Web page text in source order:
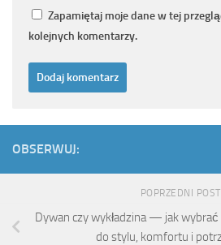
Zapamiętaj moje dane w tej
kolejnych komentarzy.
OBSERWUJ:
POPRZEDNI POST
Dywan czy wykładzina — jak
do stylu, komfortu i